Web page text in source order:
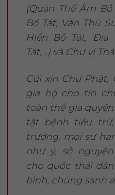
(Quán Thế Âm
Bồ Tát, Văn Thù
Hiền Bồ Tát, Địa
Tát,…) và Chư vị
Cúi xin Chư Phật,
gia hộ cho tín
toàn thể gia
tật bệnh tiêu
trưởng, mọi sự
như ý, sở
cho quốc thái
bình, chúng sanh